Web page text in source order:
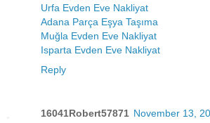
Urfa Evden Eve Nakliyat
Adana Parça Eşya Taşıma
Muğla Evden Eve Nakliyat
Isparta Evden Eve Nakliyat
Reply
16041Robert57871 November 13,